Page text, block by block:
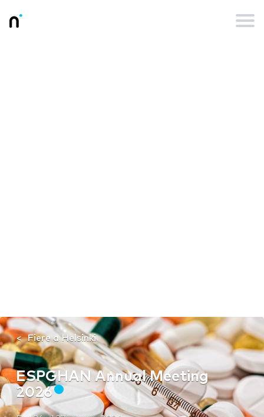
Fiere a Helsinki
ESPGHAN Annual Meeting
2026